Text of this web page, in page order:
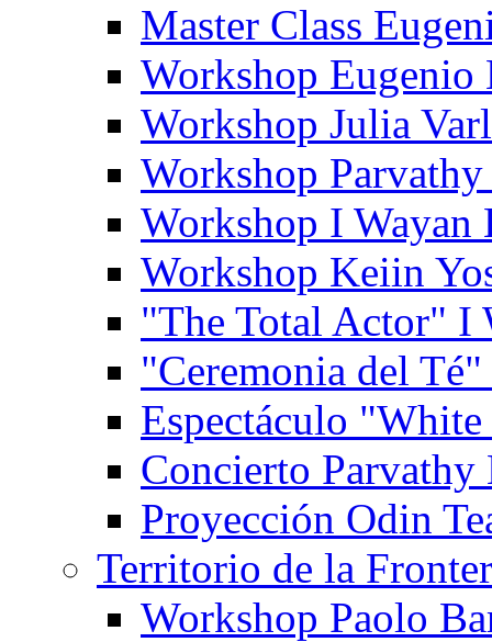
Master Class
Workshop Eugenio
Workshop Julia
Workshop
Workshop I Wayan
Workshop Keiin
"The Total Actor" I
"Ceremonia del
Espectáculo
Concierto Parvathy
Proyección Odin
Territorio de la
Workshop Paolo